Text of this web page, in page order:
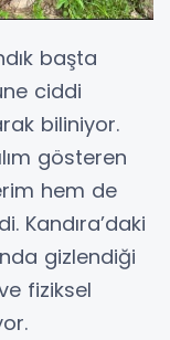
başta
ciddi
biliniyor.
gösteren
hem de
Kandıra’daki
gizlendiği
fiziksel